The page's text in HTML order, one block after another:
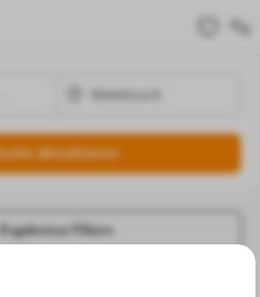
Suche aktualisieren
Ergebnisse Filtern